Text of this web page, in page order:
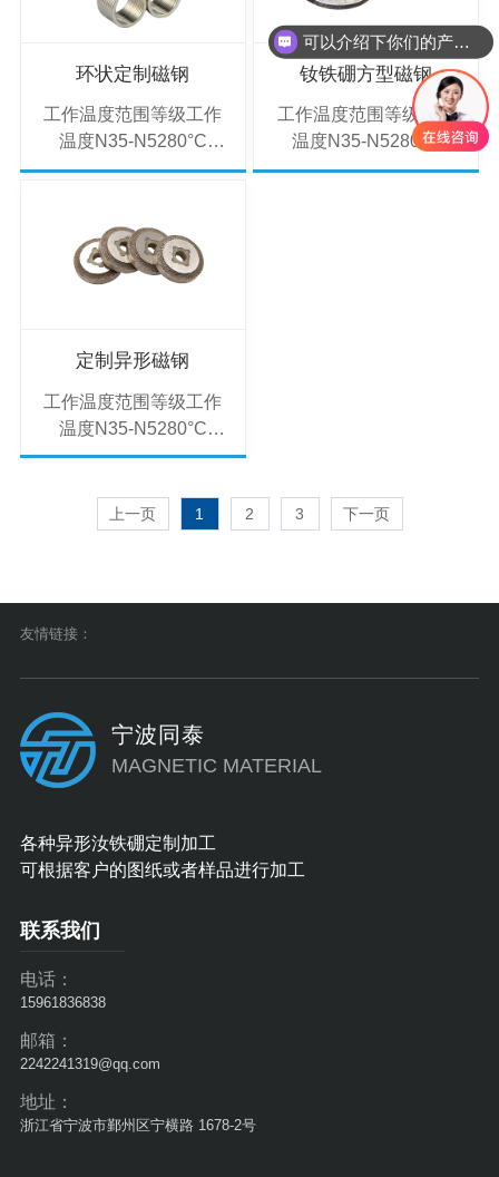
40UH180°C
38EH200°C
35AH220°C (428°F)说
明：环形设计优势：通
过优化磁路减少漏磁，
40UH180°C
(356°F)28EH-
38EH200°C
(392°F)28AH-
35AH220°C (428°F)说
明：环形设计优势：通
过优化磁路减少漏磁，
环状定制磁钢
工作温度范围等级工作
温度N35-N5280°C
(176°F)33M-48M100°C
45SH150°C
(302°F)30UH-
38EH200°C
35AH220°C (428°F)说
明：环形设计优势：通
过优化磁路减少漏磁，
钕铁硼方型磁钢
工作温度范围等级工作
温度N35-N5280°C
(176°F)33M-48M100°C
定制异形磁钢
工作温度范围等级工作
温度N35-N5280°C
(176°F)33M-48M100°C
(248°F)30SH-
45SH150°C
38EH200°C
明：异形磁钢的优势：
通过弧形、瓦型等设计
减少磁路漏磁，···
上一页 1 2 3 下一页
友情链接：
宁波同泰
MAGNETIC MATERIAL
各种异形汝铁硼定制加工
可根据客户的图纸或者样品进行加工
联系我们
电话：
15961836838
邮箱：
2242241319@qq.com
地址：
浙江省宁波市鄞州区宁横路 1678-2号
可以介绍下你们的产品么